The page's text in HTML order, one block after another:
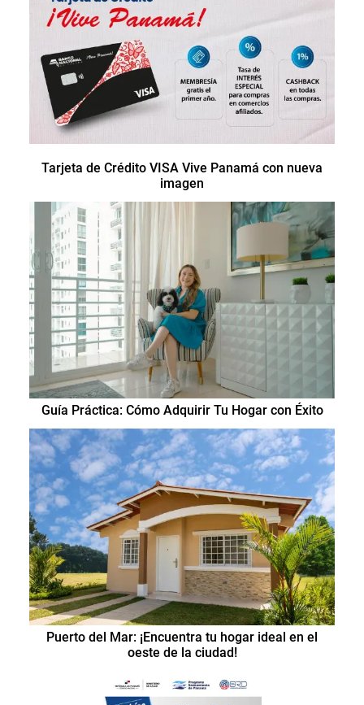
Tarjeta de Crédito VISA Vive Panamá con nueva
imagen
Guía Práctica: Cómo Adquirir Tu Hogar con Éxito
Puerto del Mar: ¡Encuentra tu hogar ideal en el
oeste de la ciudad!